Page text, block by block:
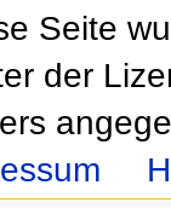
Seite
der